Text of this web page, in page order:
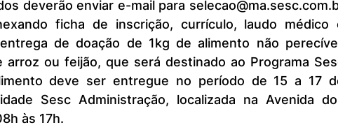
ficha de inscrição, currículo, laudo médico
de doação de 1kg de alimento não
arroz ou feijão, que será destinado ao Programa
deve ser entregue no período de 15 a 17
Sesc Administração, localizada na Avenida
às 17h.